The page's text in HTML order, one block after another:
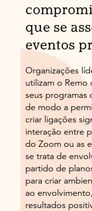
que se
eventos
Organizações
utilizam o
seus programas
de modo a
criar ligações
interação entre
do Zoom ou as
se trata de
partido de
para criar
ao
resultados